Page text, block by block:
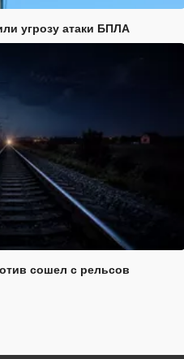
угрозу атаки БПЛА
сошел с рельсов